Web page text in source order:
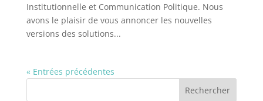
Institutionnelle et Communication Politique. Nous
avons le plaisir de vous annoncer les nouvelles
versions des solutions...
« Entrées précédentes
Rechercher